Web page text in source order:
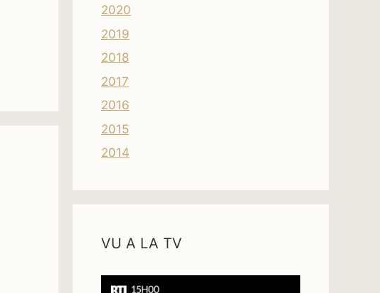
2020
2019
2018
2017
2016
2015
2014
VU A LA TV
Lecteur